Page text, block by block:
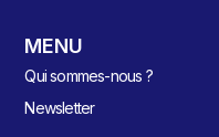
MENU
Qui sommes-nous ?
Newsletter